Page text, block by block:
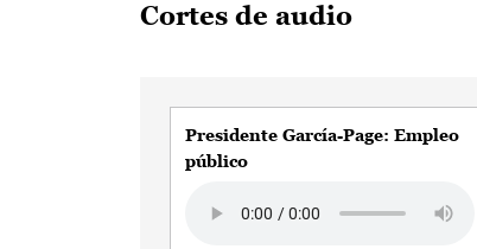
Cortes de audio
Presidente García-Page: Empleo
público